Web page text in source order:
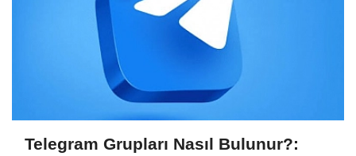
Telegram Grupları Nasıl Bulunur?: